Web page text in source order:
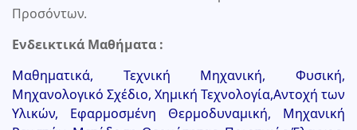
Προσόντων.
Ενδεικτικά Μαθήματα :
Μαθηματικά, Τεχνική Μηχανική, Φυσική,
Μηχανολογικό Σχέδιο, Χημική Τεχνολογία,Αντοχή των
Υλικών, Εφαρμοσμένη Θερμοδυναμική, Μηχανική